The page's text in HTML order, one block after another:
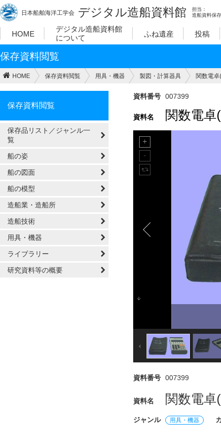
日本船舶海洋工学会 デジタル造船資料館
担当：
造船資料保
HOME
デジタル造船資料館
について
ふね遺産 投稿
保存資料閲覧
HOME 保存資料閲覧 用具・機器 製図・計算器具 関数電
保存資料閲覧
保存品リスト／ジャンル一
覧
船の姿
船の図面
船の模型
造船業・造船所
造船技術
用具・機器
ライブラリー
研究資料等の概要
資料番号 007399
資料名 関数電
資料番号 007399
資料名 関数電
ジャンル 用具・機器